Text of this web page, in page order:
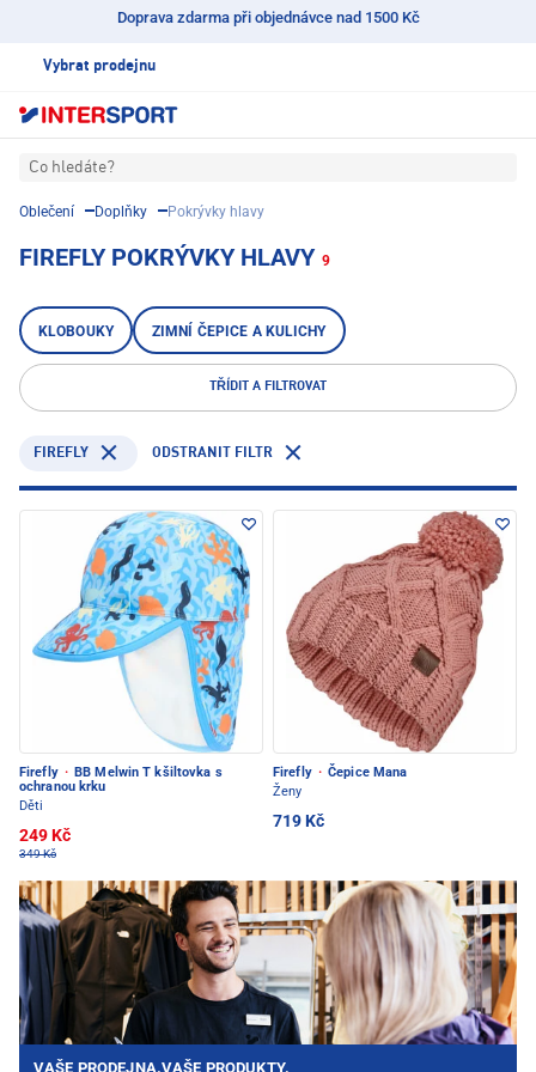
Doprava zdarma při objednávce nad 1500 Kč
Vybrat prodejnu
Co hledáte?
Oblečení Doplňky Pokrývky hlavy
FIREFLY POKRÝVKY HLAVY 9
KLOBOUKY ZIMNÍ ČEPICE A KULICHY
TŘÍDIT A FILTROVAT
FIREFLY ODSTRANIT FILTR
Firefly · BB Melwin T kšiltovka s
ochranou krku
Děti
249 Kč
349 Kč
Firefly · Čepice Mana
Ženy
719 Kč
VAŠE PRODEJNA.VAŠE PRODUKTY.